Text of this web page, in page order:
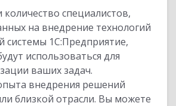
количество специалистов,
на внедрение технологий
системы 1С:Предприятие,
использоваться для
ваших задач.
внедрения решений
близкой отрасли. Вы можете